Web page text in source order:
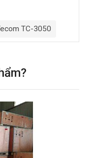
TC-3050